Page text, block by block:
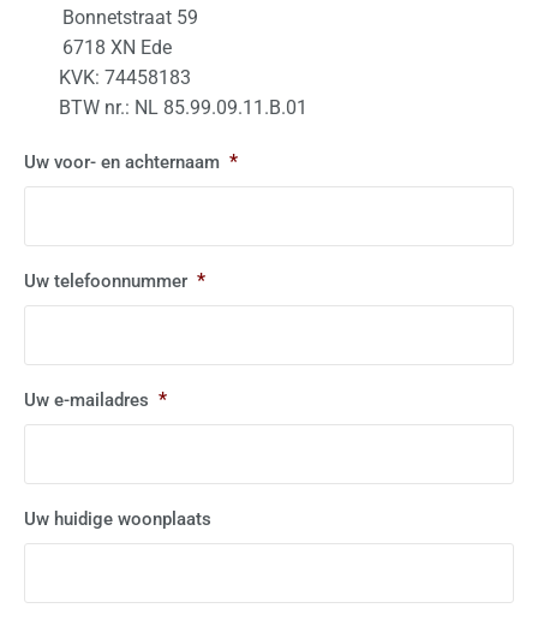
Bonnetstraat 59
6718 XN Ede
KVK: 74458183
BTW nr.: NL 85.99.09.11.B.01
Uw voor- en achternaam *
Uw telefoonnummer *
Uw e-mailadres *
Uw huidige woonplaats